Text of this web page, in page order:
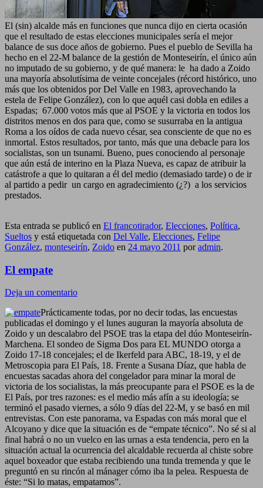
El (sin) alcalde más en funciones que nunca dijo en cierta ocasión
que el resultado de estas elecciones municipales sería el mejor
balance de sus doce años de gobierno. Pues el pueblo de Sevilla ha
hecho en el 22-M balance de la gestión de Monteseirín, el único aún
no imputado de su gobierno, y de qué manera: le ha dado a Zoido
una mayoría absolutísima de veinte concejales (récord histórico, uno
más que los obtenidos por Del Valle en 1983, aprovechando la
estela de Felipe González), con lo que aquél casi dobla en ediles a
Espadas; 67.000 votos más que al PSOE y la victoria en todos los
distritos menos en dos para que, como se susurraba en la antigua
Roma a los oídos de cada nuevo césar, sea consciente de que no es
inmortal. Estos resultados, por tanto, más que una debacle para los
socialistas, son un tsunami. Bueno, pues conociendo al personaje
que aún está de interino en la Plaza Nueva, es capaz de atribuir la
catástrofe a que lo quitaran a él del medio (demasiado tarde) o de ir
al partido a pedir un cargo en agradecimiento (¿?) a los servicios
prestados.
Esta entrada se publicó en El francotirador, Elecciones, Política,
Sueltos y está etiquetada con Del Valle, Elecciones, Felipe
González, monteseirín, Zoido en 24 mayo 2011 poradmin.
El empate
Deja un comentario
Prácticamente todas, por no decir todas, las encuestas
publicadas el domingo y el lunes auguran la mayoría absoluta de
Zoido y un descalabro del PSOE tras la etapa del dúo Monteseirín-
Marchena. El sondeo de Sigma Dos para EL MUNDO otorga a
Zoido 17-18 concejales; el de Ikerfeld para ABC, 18-19, y el de
Metroscopia para El País, 18. Frente a Susana Díaz, que habla de
encuestas sacadas ahora del congelador para minar la moral de
victoria de los socialistas, la más preocupante para el PSOE es la de
El País, por tres razones: es el medio más afín a su ideología; se
terminó el pasado viernes, a sólo 9 días del 22-M, y se basó en mil
entrevistas. Con este panorama, va Espadas con más moral que el
Alcoyano y dice que la situación es de “empate técnico”. No sé si al
final habrá o no un vuelco en las urnas a esta tendencia, pero en la
situación actual la ocurrencia del alcaldable recuerda al chiste sobre
aquel boxeador que estaba recibiendo una tunda tremenda y que le
preguntó en su rincón al mánager cómo iba la pelea. Respuesta de
éste: “Si lo matas, empatamos”.